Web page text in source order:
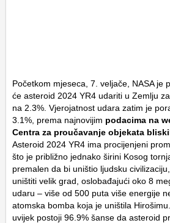
Početkom mjeseca, 7. veljače, NASA je
će asteroid 2024 YR4 udariti u Zemlju
na 2.3%. Vjerojatnost udara zatim je
3.1%, prema najnovijim podacima na
Centra za proučavanje objekata
Asteroid 2024 YR4 ima procijenjeni
što je približno jednako širini Kosog
premalen da bi uništio ljudsku
uništiti velik grad, oslobađajući oko 8
udaru – više od 500 puta više energije
atomska bomba koja je uništila
uvijek postoji 96.9% šanse da asteroid